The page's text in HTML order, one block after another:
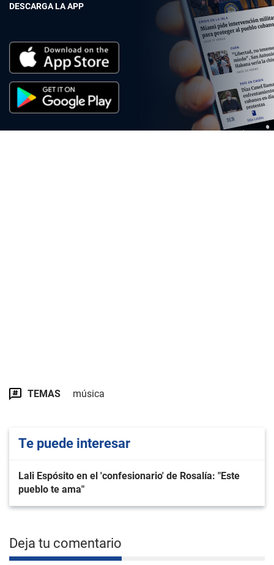
DESCARGA LA APP
TEMAS música
Te puede interesar
Lali Espósito en el 'confesionario' de Rosalía: "Este
pueblo te ama"
Deja tu comentario